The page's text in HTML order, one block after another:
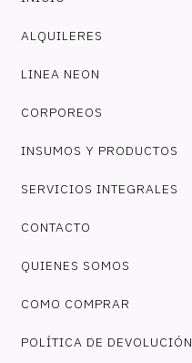
ALQUILERES
LINEA NEON
CORPOREOS
INSUMOS Y PRODUCTOS
SERVICIOS INTEGRALES
CONTACTO
QUIENES SOMOS
COMO COMPRAR
POLÍTICA DE DEVOLUCIÓN